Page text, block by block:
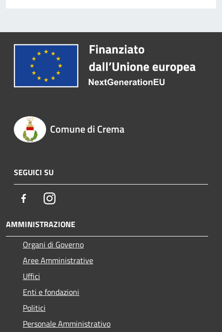
Comune di Crema
SEGUICI SU
FacebookInstagram
AMMINISTRAZIONE
Organi di Governo
Aree Amministrative
Uffici
Enti e fondazioni
Politici
Personale Amministrativo